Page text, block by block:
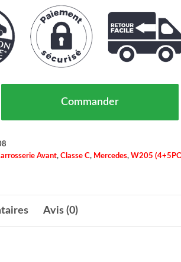
Commander
Avant, Classe C, Mercedes, W205
Avis (0)